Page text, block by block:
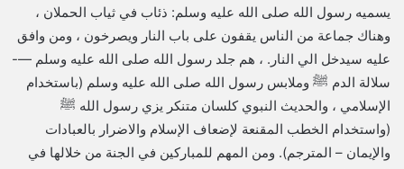
يسميه رسول الله صلى الله عليه وسلم: ذئاب في ثياب الحملان ،
وهناك جماعة من الناس يقفون على باب النار ويصرخون ، ومن وافق
عليه سيدخل الي النار. ، هم جلد رسول الله صلى الله عليه وسلم —-
سلالة الدم ﷺ وملابس رسول الله صلى الله عليه وسلم (باستخدام
الإسلامي ، والحديث النبوي كلسان متنكر يزي رسول الله ﷺ
(واستخدام الخطب المقنعة لإضعاف الإسلام والاضرار بالعبادات
والإيمان – المترجم). ومن المهم للمباركين في الجنة من خلالها في